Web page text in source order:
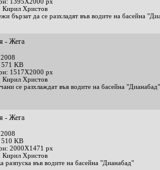
Кирил Христов
бързат да се разхладят във водите на басейна
- Жега
571 KB
1517X2000 px
Кирил Христов
се разхлаждат във водите на басейна "Дианабад"
- Жега
510 KB
2000X1471 px
Кирил Христов
разпуска във водите на басейна "Дианабад"